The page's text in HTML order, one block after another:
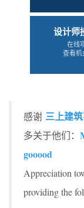
设计师
在线
查看
感谢 三上建
多关于他们：
gooood
Appreciation
providing the